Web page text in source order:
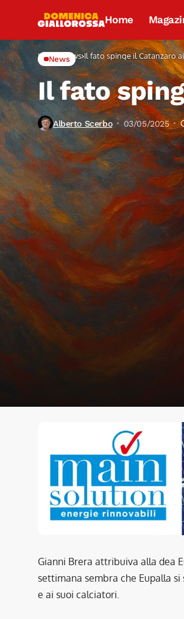
Home
Home News Il fato spinge il Catanzaro
News
Il fato
Alberto Scerbo 03/05/2025
Gianni Brera attribuiva alla dea
settimana sembra che Eupalla
e ai suoi calciatori.